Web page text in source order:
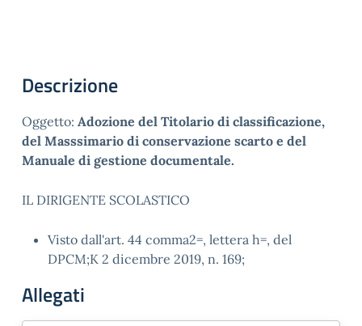
Descrizione
Oggetto: Adozione del Titolario di classificazione,
del Masssimario di conservazione scarto e del
Manuale di gestione documentale.
IL DIRIGENTE SCOLASTICO
Visto dall'art. 44 comma2=, lettera h=, del
DPCM;K 2 dicembre 2019, n. 169;
Allegati